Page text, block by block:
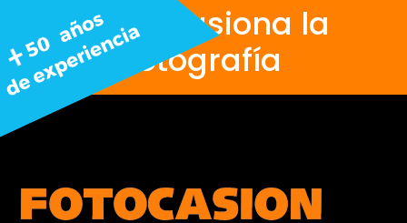
Nos apasiona la
fotografía